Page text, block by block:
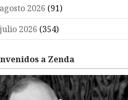
2026 (91)
2026 (354)
a Zenda